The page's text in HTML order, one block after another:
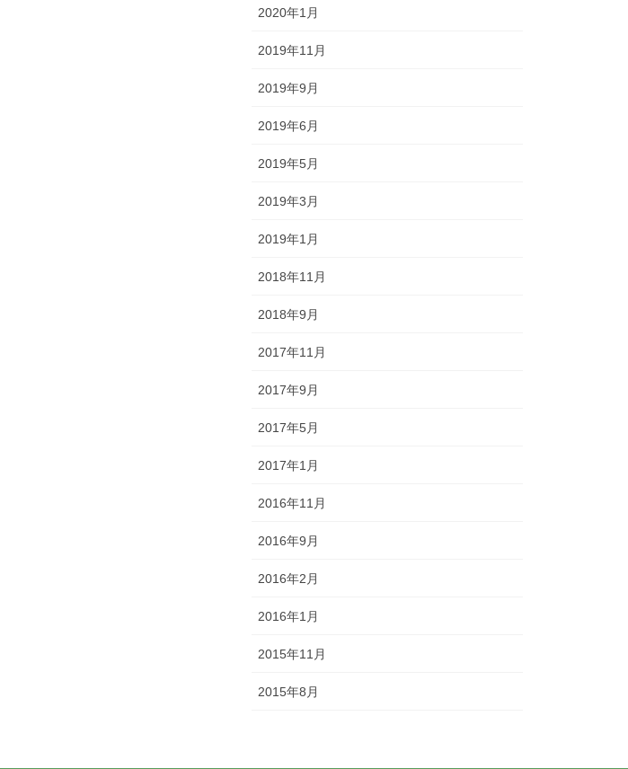
2020年1月
2019年11月
2019年9月
2019年6月
2019年5月
2019年3月
2019年1月
2018年11月
2018年9月
2017年11月
2017年9月
2017年5月
2017年1月
2016年11月
2016年9月
2016年2月
2016年1月
2015年11月
2015年8月